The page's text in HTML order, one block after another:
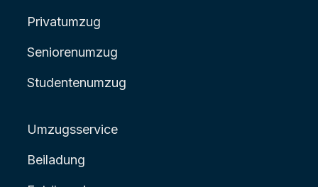
Privatumzug
Seniorenumzug
Studentenumzug
Umzugsservice
Beiladung